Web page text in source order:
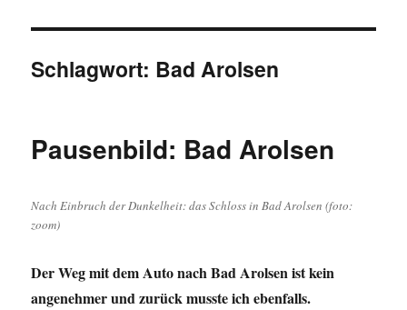
Schlagwort: Bad Arolsen
Pausenbild: Bad Arolsen
Nach Einbruch der Dunkelheit: das Schloss in Bad Arolsen (foto:
zoom)
Der Weg mit dem Auto nach Bad Arolsen ist kein
angenehmer und zurück musste ich ebenfalls.